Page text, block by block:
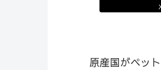
原産国がペッ